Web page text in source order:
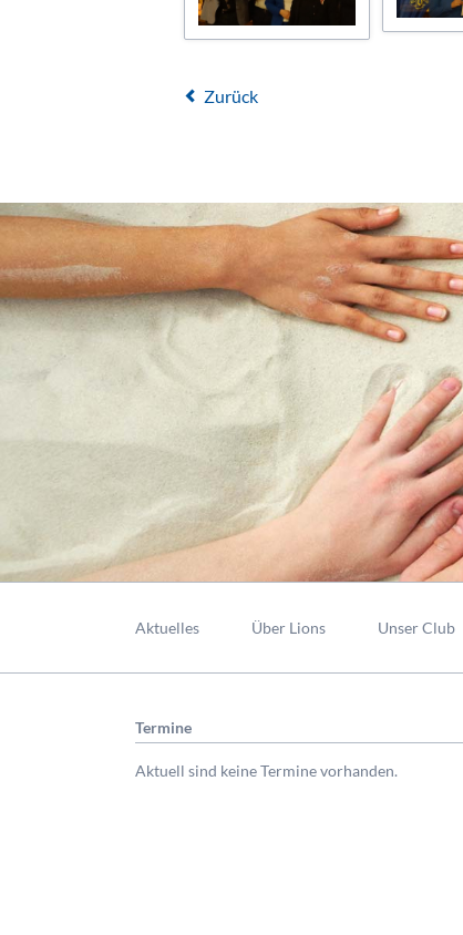
Zurück
Aktuelles Über Lions Unser Club
Termine
Aktuell sind keine Termine vorhanden.